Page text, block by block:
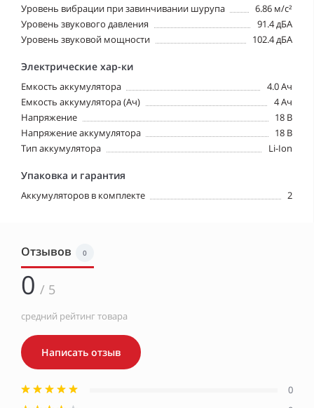
Уровень вибрации при завинчивании шурупа
6.86 м/с²
Уровень звукового давления
91.4 дБА
Уровень звуковой мощности
102.4 дБА
Электрические хар-ки
Емкость аккумулятора
4.0 Ач
Емкость аккумулятора (Ач)
4 Ач
Напряжение
18 В
Напряжение аккумулятора
18 В
Тип аккумулятора
Li-Ion
Упаковка и гарантия
Аккумуляторов в комплекте 2
Отзывов 0
0 / 5
средний рейтинг товара
Написать отзыв
0